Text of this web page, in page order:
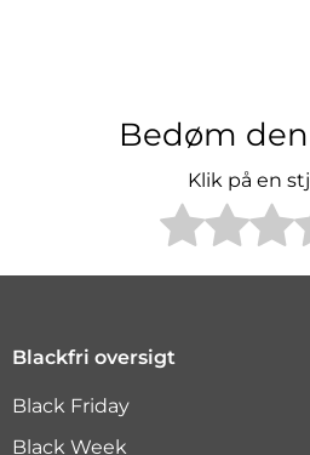
Bedøm
Klik på en
Blackfri oversigt
Black Friday
Black Week